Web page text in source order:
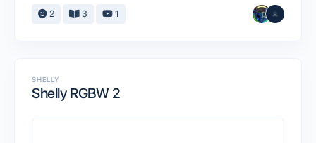
2 3 1
SHELLY
Shelly RGBW 2